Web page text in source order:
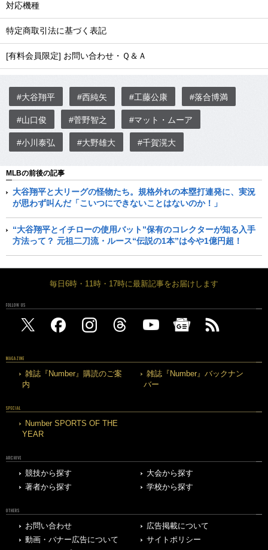
対応機種
特定商取引法に基づく表記
[有料会員限定] お問い合わせ・Ｑ＆Ａ
#大谷翔平 #西純矢 #工藤公康 #落合博満
#山口俊 #菅野智之 #マット・ムーア
#小川泰弘 #大野雄大 #千賀滉大
MLBの前後の記事
大谷翔平と大リーグの怪物たち。規格外れの本塁打連発に、実況
が思わず叫んだ「こいつにできないことはないのか！」
“大谷翔平とイチローの使用バット”保有のコレクターが知る入手
方法って？ 元祖二刀流・ルース“伝説の1本”は今や1億円超！
毎日6時・11時・17時に最新記事をお届けします
FOLLOW US
MAGAZINE
雑誌『Number』購読のご案
内
雑誌『Number』バックナン
バー
SPECIAL
Number SPORTS OF THE
YEAR
ARCHIVE
競技から探す
大会から探す
著者から探す
学校から探す
OTHERS
お問い合わせ
広告掲載について
動画・バナー広告について
サイトポリシー